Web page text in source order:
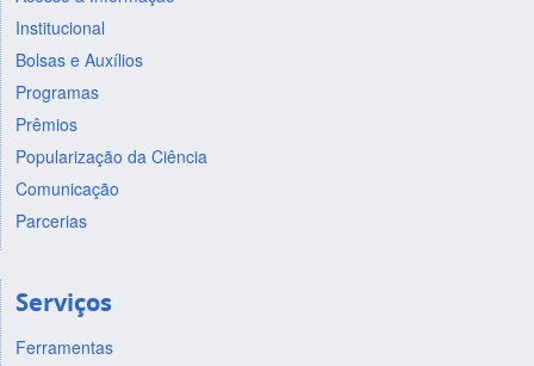
Institucional
Bolsas e Auxílios
Programas
Prêmios
Popularização da Ciência
Comunicação
Parcerias
Serviços
Ferramentas